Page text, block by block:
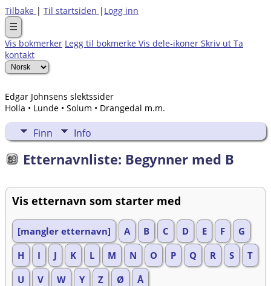
Tilbake | Til startsiden | Logg inn
☰
Vis bokmerker Legg til bokmerke Vis dele-ikoner Skriv ut Ta
kontakt
Edgar Johnsens slektssider
Holla • Lunde • Solum • Drangedal m.m.
Finn Info
Etternavnliste: Begynner med B
Vis etternavn som starter med
[mangler etternavn] A B C D E F
G
H
I J K L M N O P Q R S
T
U
V W Y Z Ø Å